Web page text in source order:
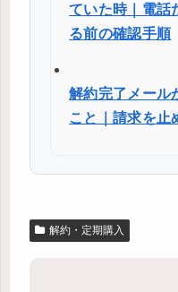
ていた時｜電話
る前の確認手順
解約完了メール
こと｜請求を止
解約・定期購入